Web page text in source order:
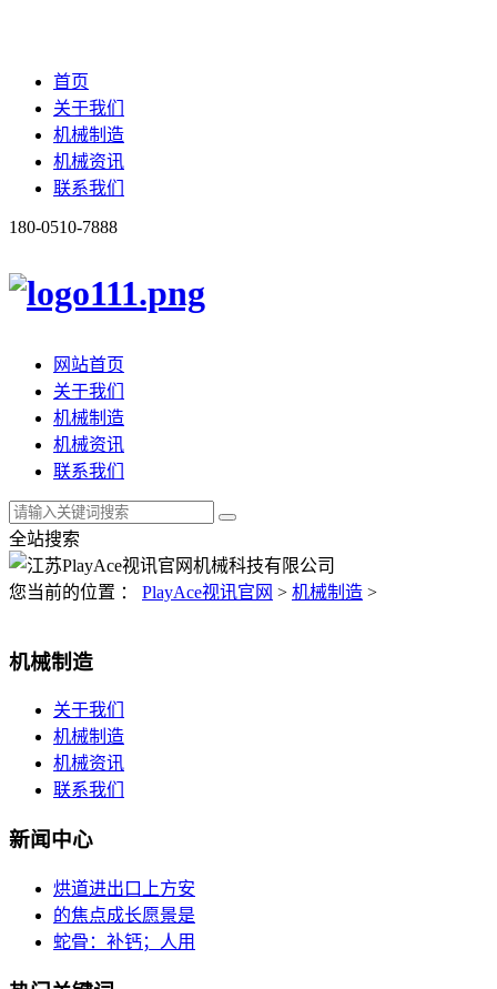
首页
关于我们
机械制造
机械资讯
联系我们
180-0510-7888
网站首页
关于我们
机械制造
机械资讯
联系我们
全站搜索
您当前的位置 ： PlayAce视讯官网 > 机械制造 >
机械制造
关于我们
机械制造
机械资讯
联系我们
新闻中心
烘道进出口上方安
的焦点成长愿景是
蛇骨：补钙；人用